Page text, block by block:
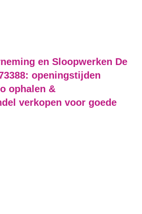
en Sloopwerken De
openingstijden
ophalen &
verkopen voor goede